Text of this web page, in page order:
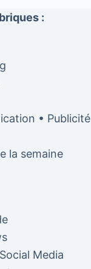
:
• Publicité
la semaine
Media